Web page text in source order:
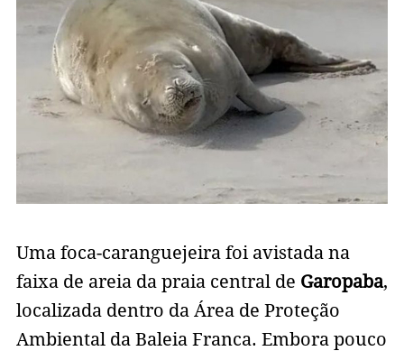
Uma foca-caranguejeira foi avistada na
faixa de areia da praia central de Garopaba,
localizada dentro da Área de Proteção
Ambiental da Baleia Franca. Embora pouco